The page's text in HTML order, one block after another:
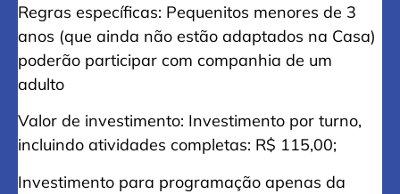
Regras específicas: Pequenitos menores de 3
anos (que ainda não estão adaptados na Casa)
poderão participar com companhia de um
adulto
Valor de investimento: Investimento por turno,
incluindo atividades completas: R$ 115,00;
Investimento para programação apenas da